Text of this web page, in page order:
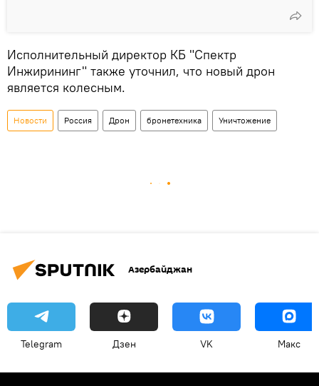
Исполнительный директор КБ "Спектр
Инжирининг" также уточнил, что новый дрон
является колесным.
Новости Россия Дрон бронетехника Уничтожение
Азербайджан
Telegram Дзен VK Макс